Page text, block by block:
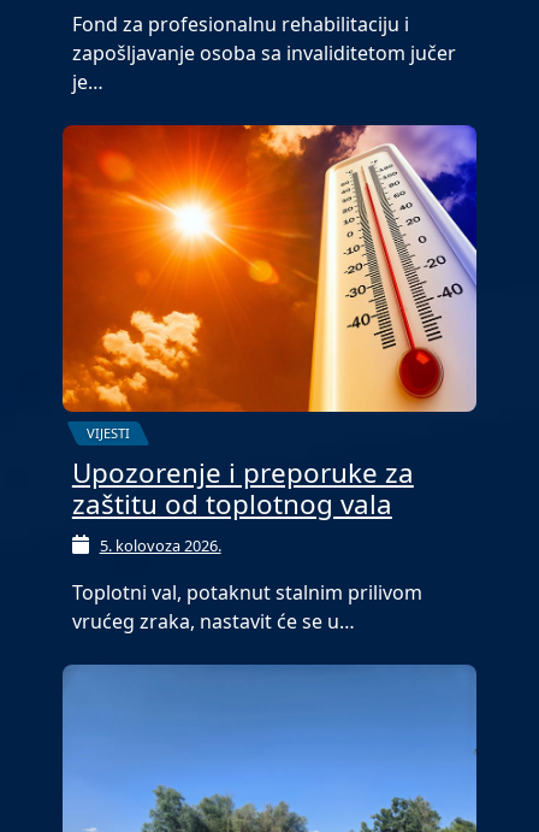
Fond za profesionalnu rehabilitaciju i
zapošljavanje osoba sa invaliditetom jučer
je…
VIJESTI
Upozorenje i preporuke za
zaštitu od toplotnog vala
5. kolovoza 2026.
Toplotni val, potaknut stalnim prilivom
vrućeg zraka, nastavit će se u…